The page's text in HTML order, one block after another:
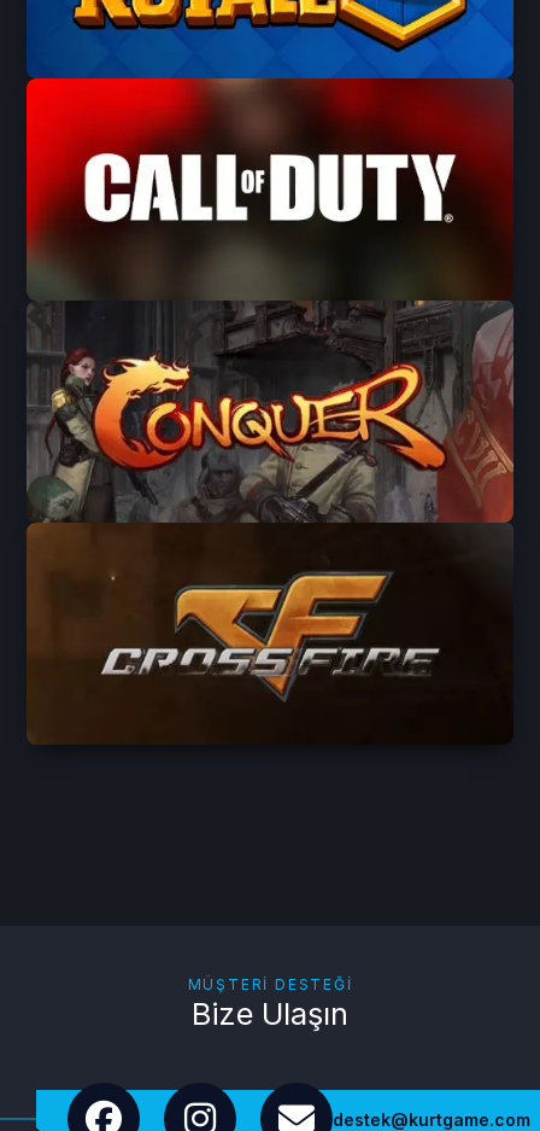
MÜŞTERI DESTEĞI
Bize Ulaşın
destek@kurtgame.com